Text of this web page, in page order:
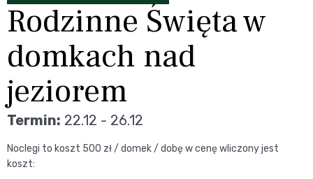
Rodzinne Święta w
domkach nad
jeziorem
Termin: 22.12 - 26.12
Noclegi to koszt 500 zł / domek / dobę w cenę wliczony jest
koszt: